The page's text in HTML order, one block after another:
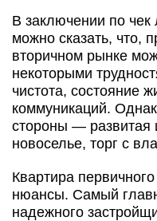
В заключении по чек
можно сказать, что,
вторичном рынке
некоторыми
чистота, состояние
коммуникаций.
стороны — развитая
новоселье, торг с
Квартира
нюансы. Самый
надежного